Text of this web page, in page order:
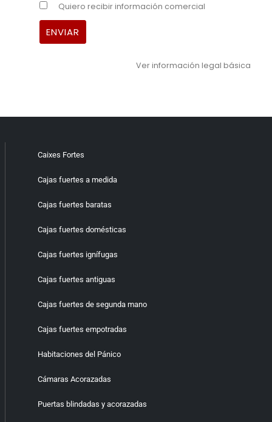
Quiero recibir información comercial
Ver información legal básica
Caixes Fortes
Cajas fuertes a medida
Cajas fuertes baratas
Cajas fuertes domésticas
Cajas fuertes ignífugas
Cajas fuertes antiguas
Cajas fuertes de segunda mano
Cajas fuertes empotradas
Habitaciones del Pánico
Cámaras Acorazadas
Puertas blindadas y acorazadas